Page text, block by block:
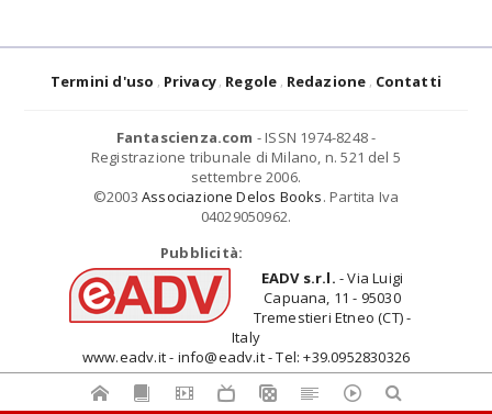
Termini d'uso Privacy Regole Redazione Contatti
Fantascienza.com - ISSN 1974-8248 -
Registrazione tribunale di Milano, n. 521 del 5
settembre 2006.
©2003 Associazione Delos Books. Partita Iva
04029050962.
Pubblicità:
EADV s.r.l. - Via Luigi
Capuana, 11 - 95030
Tremestieri Etneo (CT) -
Italy
www.eadv.it - info@eadv.it - Tel: +39.0952830326